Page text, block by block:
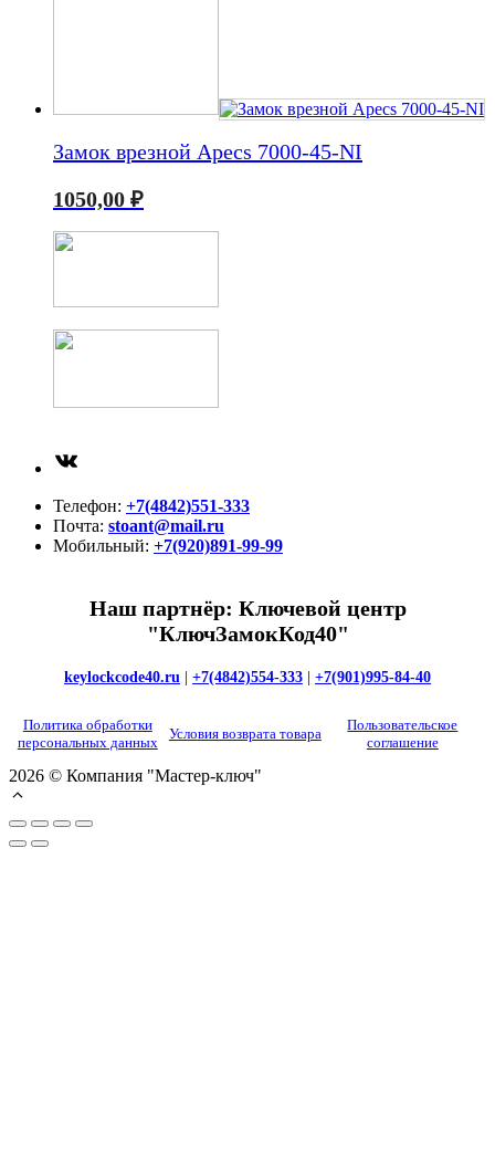
Замок врезной Apecs 7000-45-NI
1050,00 ₽
Телефон: +7(4842)551-333
Почта: stoant@mail.ru
Мобильный: +7(920)891-99-99
Наш партнёр: Ключевой центр
"КлючЗамокКод40"
keylockcode40.ru | +7(4842)554-333 | +7(901)995-84-40
Политика обработки
персональных данных
Условия возврата товара
Пользовательское
соглашение
2026 © Компания "Мастер-ключ"